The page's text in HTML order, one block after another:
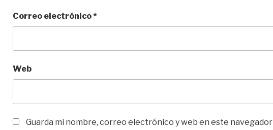
Correo electrónico*
Web
Guarda mi nombre, correo electrónico y web en este navegador